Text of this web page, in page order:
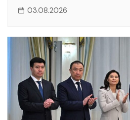
03.08.2026